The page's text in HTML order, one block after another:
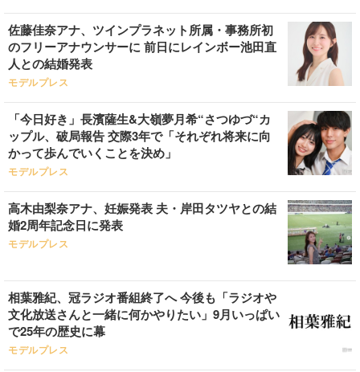
佐藤佳奈アナ、ツインプラネット所属・事務所初
のフリーアナウンサーに 前日にレインボー池田直
人との結婚発表
モデルプレス
「今日好き」長濱薩生&大嶺夢月希“さつゆづ“カ
ップル、破局報告 交際3年で「それぞれ将来に向
かって歩んでいくことを決め」
モデルプレス
高木由梨奈アナ、妊娠発表 夫・岸田タツヤとの結
婚2周年記念日に発表
モデルプレス
相葉雅紀、冠ラジオ番組終了へ 今後も「ラジオや
文化放送さんと一緒に何かやりたい」9月いっぱい
で25年の歴史に幕
モデルプレス